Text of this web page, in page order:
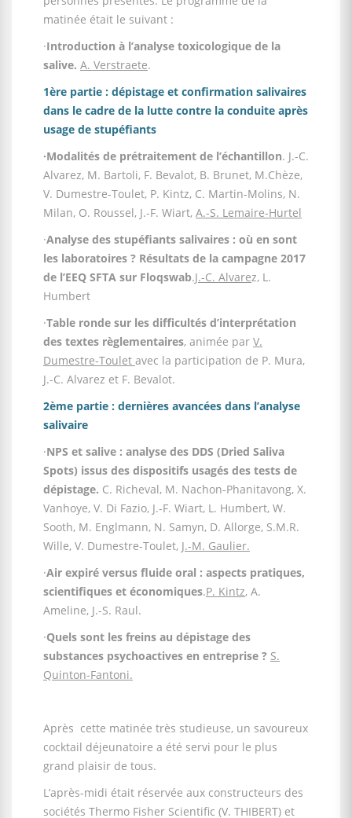
matinée était le suivant :
·Introduction à l’analyse toxicologique de la
salive. A. Verstraete.
1ère partie : dépistage et confirmation salivaires
dans le cadre de la lutte contre la conduite après
usage de stupéfiants
·Modalités de prétraitement de l’échantillon. J.-C.
Alvarez, M. Bartoli, F. Bevalot, B. Brunet, M.Chèze,
V. Dumestre-Toulet, P. Kintz, C. Martin-Molins, N.
Milan, O. Roussel, J.-F. Wiart, A.-S. Lemaire-Hurtel
·Analyse des stupéfiants salivaires : où en sont
les laboratoires ? Résultats de la campagne 2017
de l’EEQ SFTA sur Floqswab.J.-C. Alvarez, L.
Humbert
·Table ronde sur les difficultés d’interprétation
des textes règlementaires, animée par V.
Dumestre-Toulet avec la participation de P. Mura,
J.-C. Alvarez et F. Bevalot.
2ème partie : dernières avancées dans l’analyse
salivaire
·NPS et salive : analyse des DDS (Dried Saliva
Spots) issus des dispositifs usagés des tests de
dépistage. C. Richeval, M. Nachon-Phanitavong, X.
Vanhoye, V. Di Fazio, J.-F. Wiart, L. Humbert, W.
Sooth, M. Englmann, N. Samyn, D. Allorge, S.M.R.
Wille, V. Dumestre-Toulet, J.-M. Gaulier.
·Air expiré versus fluide oral : aspects pratiques,
scientifiques et économiques.P. Kintz, A.
Ameline, J.-S. Raul.
·Quels sont les freins au dépistage des
substances psychoactives en entreprise ? S.
Quinton-Fantoni.
Après cette matinée très studieuse, un savoureux
cocktail déjeunatoire a été servi pour le plus
grand plaisir de tous.
L’après-midi était réservée aux constructeurs des
sociétés Thermo Fisher Scientific (V. THIBERT) et